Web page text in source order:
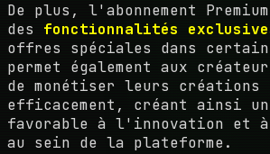
De plus, l'abonnement
des fonctionnalités
offres spéciales dans
permet également aux
de monétiser leurs créations
efficacement, créant ainsi un
favorable à l'innovation et
au sein de la plateforme.